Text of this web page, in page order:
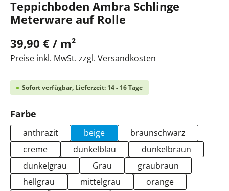
Teppichboden Ambra Schlinge
Meterware auf Rolle
39,90 € / m²
Preise inkl. MwSt. zzgl. Versandkosten
Sofort verfügbar, Lieferzeit: 14 - 16 Tage
Farbe
anthrazit beige
braunschwarz
creme
dunkelblau
dunkelbraun
dunkelgrau
Grau
graubraun
hellgrau
mittelgrau
orange